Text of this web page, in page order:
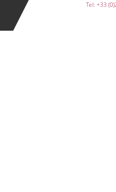
Tel: +33